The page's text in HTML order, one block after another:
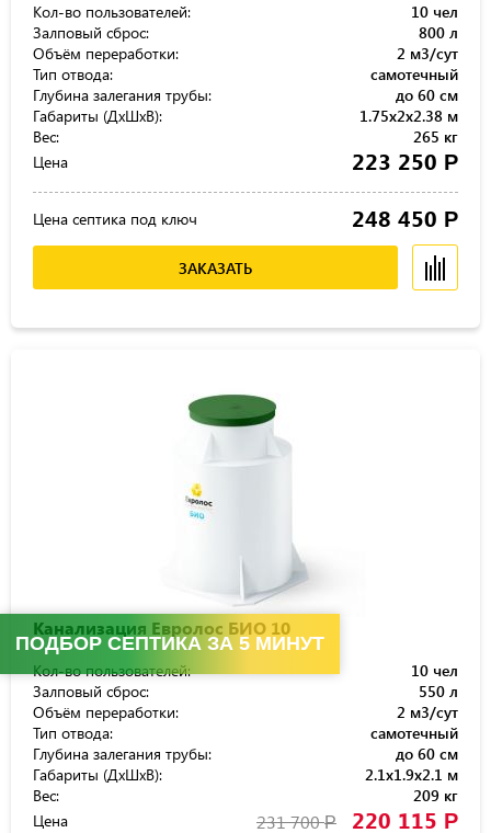
Кол-во пользователей:
10 чел
Залповый сброс:
800 л
Объём переработки:
2 м3/сут
Тип отвода:
самотечный
Глубина залегания трубы:
до 60 см
Габариты (ДхШхВ):
1.75x2x2.38 м
Вес:
265 кг
Цена
223 250 Р
Цена септика под ключ 248 450 Р
ЗАКАЗАТЬ
Канализация Евролос БИО 10
Кол-во пользователей:
10 чел
Залповый сброс:
550 л
Объём переработки:
2 м3/сут
Тип отвода:
самотечный
Глубина залегания трубы:
до 60 см
Габариты (ДхШхВ):
2.1x1.9x2.1 м
Вес:
209 кг
Цена
231 700Р 220 115 Р
ПОДБОР СЕПТИКА ЗА 5 МИНУТ